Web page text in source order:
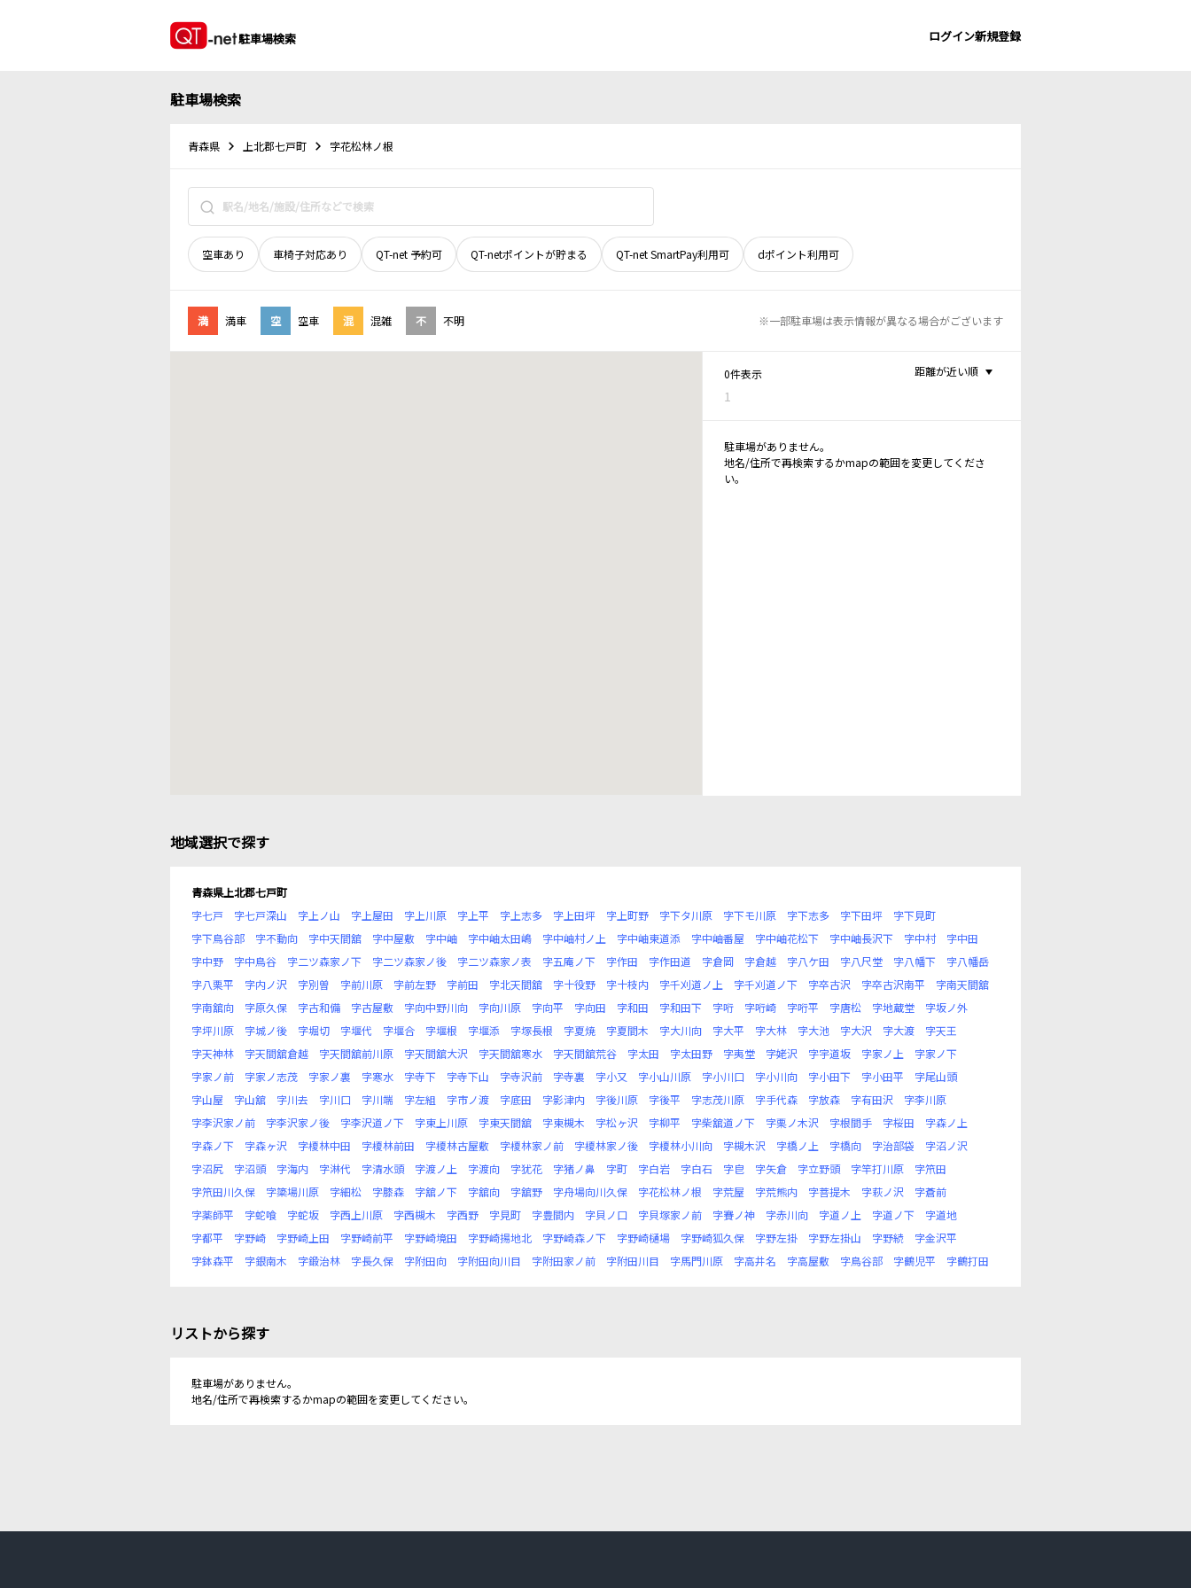
駐車場検索 ログイン新規登録
駐車場検索
青森県 上北郡七戸町 字花松林ノ根
空車あり 車椅子対応あり QT-net 予約可 QT-netポイントが貯まる QT-net SmartPay利用可 dポイント利用可
満 満車 空 空車 混 混雑 不 不明 ※一部駐車場は表示情報が異なる場合がございます
0件表示
1
距離が近い順
駐車場がありません。
地名/住所で再検索するかmapの範囲を変更してくださ
い。
地域選択で探す
青森県上北郡七戸町
字七戸
字七戸深山 字上ノ山 字上屋田 字上川原 字上平 字上志多 字上田坪 字上町野 字下タ川原 字下モ川原 字下志多 字下田坪
字下見町
字下鳥谷部
字不動向 字中天間舘 字中屋敷 字中岫 字中岫太田嶋 字中岫村ノ上 字中岫東道添 字中岫番屋 字中岫花松下 字中岫長沢下 字中村
字中田
字中野
字中鳥谷 字二ツ森家ノ下 字二ツ森家ノ後 字二ツ森家ノ表 字五庵ノ下 字作田 字作田道 字倉岡 字倉越 字八ケ田 字八尺堂 字八幡下
字八幡岳
字八栗平
字内ノ沢 字別曽 字前川原 字前左野 字前田 字北天間舘 字十役野 字十枝内 字千刈道ノ上 字千刈道ノ下 字卒古沢 字卒古沢南平
字南天間舘
字南舘向
字原久保 字古和備 字古屋敷 字向中野川向 字向川原 字向平 字向田 字和田 字和田下 字哘 字哘崎 字哘平 字唐松 字地蔵堂
字坂ノ外
字坪川原
字城ノ後 字堀切 字堰代 字堰合 字堰根 字堰添 字塚長根 字夏焼 字夏間木 字大川向 字大平 字大林 字大池 字大沢 字大渡
字天王
字天神林
字天間舘倉越 字天間舘前川原 字天間舘大沢 字天間舘寒水 字天間舘荒谷 字太田 字太田野 字夷堂 字姥沢 字宇道坂 字家ノ上
字家ノ下
字家ノ前
字家ノ志茂 字家ノ裏 字寒水 字寺下 字寺下山 字寺沢前 字寺裏 字小又 字小山川原 字小川口 字小川向 字小田下 字小田平
字尾山頭
字山屋
字山舘 字川去 字川口 字川端 字左組 字市ノ渡 字底田 字影津内 字後川原 字後平 字志茂川原 字手代森 字放森 字有田沢
字李川原
字李沢家ノ前
字李沢家ノ後 字李沢道ノ下 字東上川原 字東天間舘 字東槻木 字松ヶ沢 字柳平 字柴舘道ノ下 字栗ノ木沢 字根間手 字桜田
字森ノ上
字森ノ下
字森ヶ沢 字榎林中田 字榎林前田 字榎林古屋敷 字榎林家ノ前 字榎林家ノ後 字榎林小川向 字槻木沢 字橋ノ上 字橋向 字治部袋
字沼ノ沢
字沼尻
字沼頭 字海内 字淋代 字清水頭 字渡ノ上 字渡向 字犹花 字猪ノ鼻 字町 字白岩 字白石 字皀 字矢倉 字立野頭 字竿打川原
字笊田
字笊田川久保
字簗場川原 字細松 字膝森 字舘ノ下 字舘向 字舘野 字舟場向川久保 字花松林ノ根 字荒屋 字荒熊内 字菩提木 字萩ノ沢
字蒼前
字薬師平
字蛇喰 字蛇坂 字西上川原 字西槻木 字西野 字見町 字豊間内 字貝ノ口 字貝塚家ノ前 字賽ノ神 字赤川向 字道ノ上 字道ノ下
字道地
字都平
字野崎 字野崎上田 字野崎前平 字野崎境田 字野崎揚地北 字野崎森ノ下 字野崎樋場 字野崎狐久保 字野左掛 字野左掛山 字野続
字金沢平
字鉢森平
字銀南木 字鍛治林 字長久保 字附田向 字附田向川目 字附田家ノ前 字附田川目 字馬門川原 字高井名 字高屋敷 字鳥谷部 字鶴児平 字鶴打田
リストから探す
駐車場がありません。
地名/住所で再検索するかmapの範囲を変更してください。